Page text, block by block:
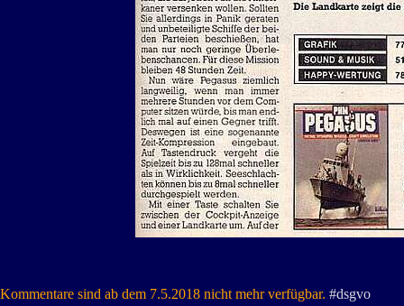
Kommentare sind ab dem 7.5.2018 nicht mehr verfügbar. #dsgvo